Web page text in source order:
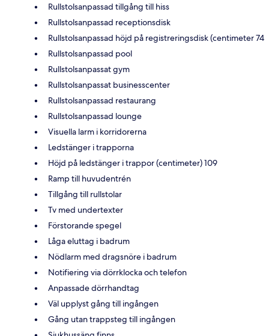
Rullstolsanpassad tillgång till hiss
Rullstolsanpassad receptionsdisk
Rullstolsanpassad höjd på registreringsdisk (centimeter 74
Rullstolsanpassad pool
Rullstolsanpassat gym
Rullstolsanpassat businesscenter
Rullstolsanpassad restaurang
Rullstolsanpassad lounge
Visuella larm i korridorerna
Ledstänger i trapporna
Höjd på ledstänger i trappor (centimeter) 109
Ramp till huvudentrén
Tillgång till rullstolar
Tv med undertexter
Förstorande spegel
Låga eluttag i badrum
Nödlarm med dragsnöre i badrum
Notifiering via dörrklocka och telefon
Anpassade dörrhandtag
Väl upplyst gång till ingången
Gång utan trappsteg till ingången